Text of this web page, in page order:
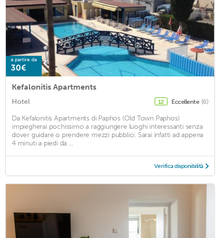
a partire da
30€
Kefalonitis Apartments
Hotel 12 Eccellente (6)
Da Kefalonitis Apartments di Paphos (Old Town Paphos)
impiegherai pochissimo a raggiungere luoghi interessanti senza
dover guidare o prendere mezzi pubblici. Sarai infatti ad appena
4 minuti a piedi da ...
Verifica disponibilità